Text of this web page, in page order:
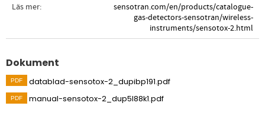
Läs mer
sensotran.com/en/products/catalogue-
gas-detectors-sensotran/wireless-
instruments/sensotox-2.html
Dokument
datablad-sensotox-2_dupibp191.pdf
manual-sensotox-2_dup5l88k1.pdf